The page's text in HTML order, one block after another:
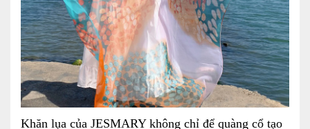
Khăn lụa của JESMARY không chỉ để quàng cổ tạo